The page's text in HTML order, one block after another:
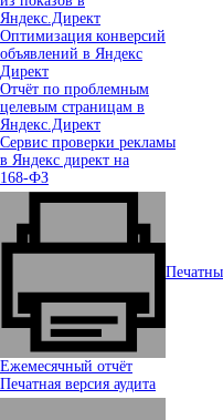
Яндекс.Директ
Оптимизация конверсий
объявлений в Яндекс
Директ
Отчёт по проблемным
целевым страницам в
Яндекс.Директ
Сервис проверки рекламы
в Яндекс директ на
168‑ФЗ
Ежемесячный отчёт
Печатная версия аудита